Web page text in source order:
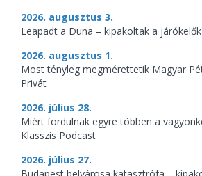
2026. augusztus 3.
Leapadt a Duna – kipakoltak a járókelők
2026. augusztus 1.
Most tényleg megmérettetik Magyar
Privát
2026. július 28.
Miért fordulnak egyre többen a
Klasszis Podcast
2026. július 27.
Budapest belvárosa katasztrófa –